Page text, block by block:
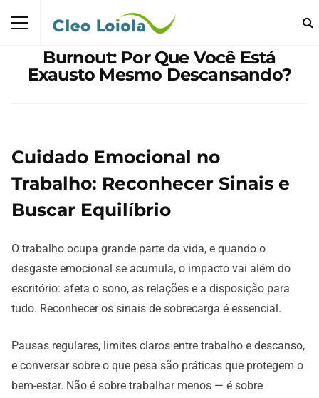
Burnout: Por Que Você Está
Exausto Mesmo Descansando?
Cuidado Emocional no
Trabalho: Reconhecer Sinais e
Buscar Equilíbrio
O trabalho ocupa grande parte da vida, e quando o
desgaste emocional se acumula, o impacto vai além do
escritório: afeta o sono, as relações e a disposição para
tudo. Reconhecer os sinais de sobrecarga é essencial.
Pausas regulares, limites claros entre trabalho e descanso,
e conversar sobre o que pesa são práticas que protegem o
bem-estar. Não é sobre trabalhar menos — é sobre